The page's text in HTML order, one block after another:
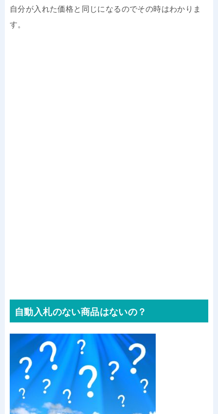
自分が入れた価格と同じになるのでその時はわかりま
す。
自動入札のない商品はないの？